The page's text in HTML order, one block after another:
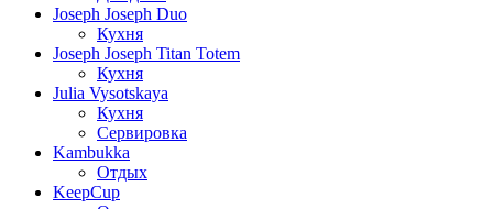
Joseph Joseph Duo
Кухня
Joseph Joseph Titan Totem
Кухня
Julia Vysotskaya
Кухня
Сервировка
Kambukka
Отдых
KeepCup